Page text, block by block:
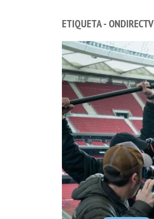
ETIQUETA - ONDIRECTV